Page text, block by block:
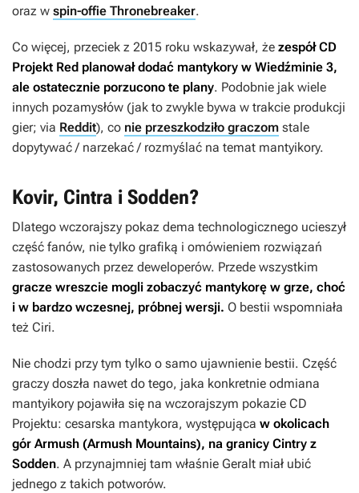
oraz w spin-offie Thronebreaker.
Co więcej, przeciek z 2015 roku wskazywał, że zespół CD
Projekt Red planował dodać mantykory w Wiedźminie 3,
ale ostatecznie porzucono te plany. Podobnie jak wiele
innych pozamysłów (jak to zwykle bywa w trakcie produkcji
gier; via Reddit), co nie przeszkodziło graczom stale
dopytywać / narzekać / rozmyślać na temat mantyikory.
Kovir, Cintra i Sodden?
Dlatego wczorajszy pokaz dema technologicznego ucieszył
część fanów, nie tylko grafiką i omówieniem rozwiązań
zastosowanych przez deweloperów. Przede wszystkim
gracze wreszcie mogli zobaczyć mantykorę w grze, choć
i w bardzo wczesnej, próbnej wersji. O bestii wspomniała
też Ciri.
Nie chodzi przy tym tylko o samo ujawnienie bestii. Część
graczy doszła nawet do tego, jaka konkretnie odmiana
mantyikory pojawiła się na wczorajszym pokazie CD
Projektu: cesarska mantykora, występująca w okolicach
gór Armush (Armush Mountains), na granicy Cintry z
Sodden. A przynajmniej tam właśnie Geralt miał ubić
jednego z takich potworów.